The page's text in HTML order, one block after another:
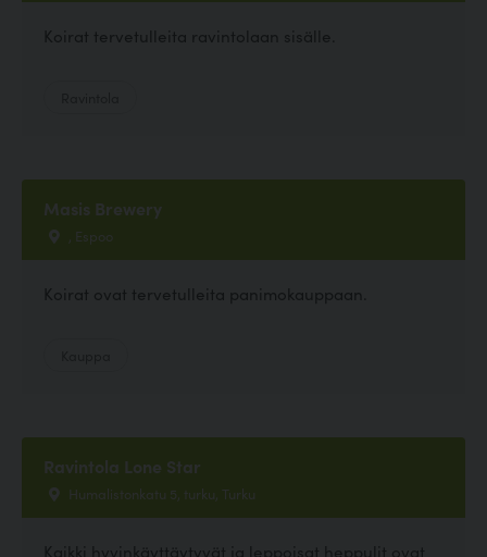
Koirat tervetulleita ravintolaan sisälle.
Masis Brewery
, Espoo
Koirat ovat tervetulleita panimokauppaan.
Ravintola Lone Star
Humalistonkatu 5, turku, Turku
Kaikki hyvinkäyttäytyvät ja leppoisat heppulit ovat